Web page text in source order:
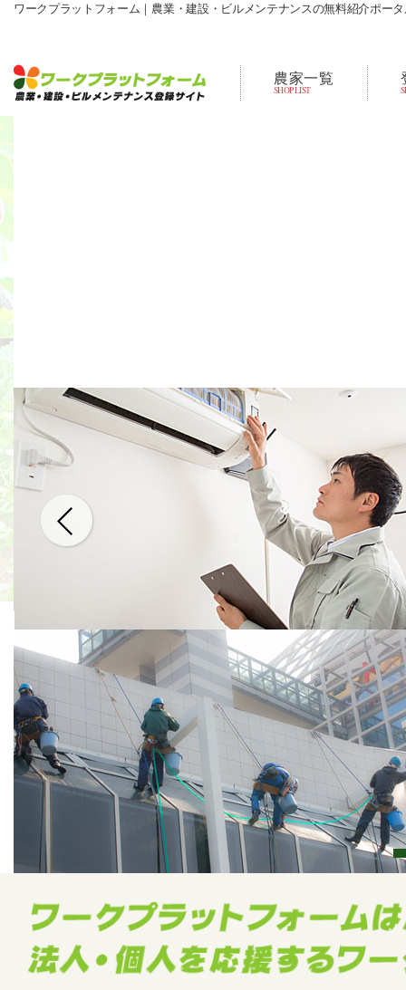
ワークプラットフォーム｜農業・建設・ビルメンテナンスの無料紹介ポー
農家一覧